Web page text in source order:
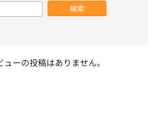
検索
ーの投稿はありません。